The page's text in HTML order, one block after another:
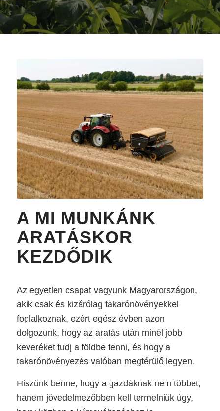
A MI MUNKÁNK
ARATÁSKOR
KEZDŐDIK
Az egyetlen csapat vagyunk Magyarországon,
akik csak és kizárólag takarónövényekkel
foglalkoznak, ezért egész évben azon
dolgozunk, hogy az aratás után minél jobb
keveréket tudj a földbe tenni, és hogy a
takarónövényezés valóban megtérülő legyen.
Hiszünk benne, hogy a gazdáknak nem többet,
hanem jövedelmezőbben kell termelniük úgy,